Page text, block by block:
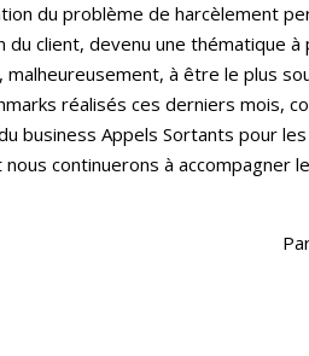
du problème de harcèlement
client, devenu une thématique
à être le plus
réalisés ces derniers mois,
business Appels Sortants pour les
continuerons à accompagner